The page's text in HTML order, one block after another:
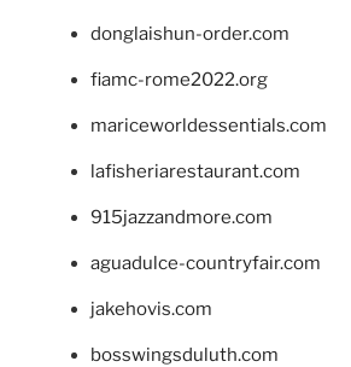
donglaishun-order.com
fiamc-rome2022.org
mariceworldessentials.com
lafisheriarestaurant.com
915jazzandmore.com
aguadulce-countryfair.com
jakehovis.com
bosswingsduluth.com